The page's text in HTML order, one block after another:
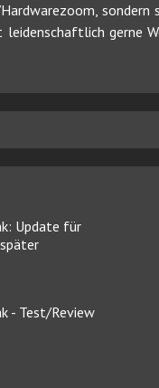
leidenschaftlich gerne
Update für
- Test/Review